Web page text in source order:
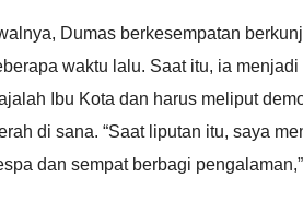
Dumas berkesempatan
waktu lalu. Saat itu, ia
Ibu Kota dan harus meliput
di sana. “Saat liputan itu, saya
dan sempat berbagi